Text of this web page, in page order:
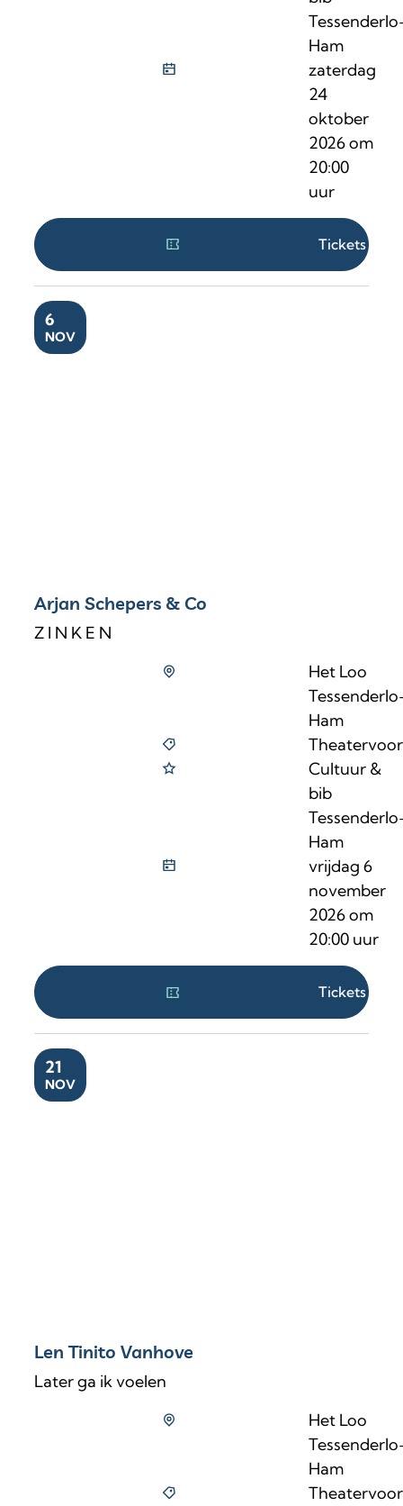
Ham
zaterdag
24
oktober
2026om
20:00
uur
Tickets
VR
6
NOV
Arjan Schepers & Co
Z I N K E N
Het Loo
Ham
Cultuur &
bib
Ham
vrijdag 6
november
2026om
20:00 uur
Tickets
ZA
21
NOV
Len Tinito Vanhove
Later ga ik voelen
Het Loo
Ham